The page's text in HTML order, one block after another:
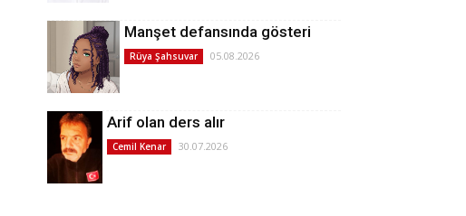
Manşet defansında gösteri
Rüya Şahsuvar 05.08.2026
Arif olan ders alır
Cemil Kenar 30.07.2026